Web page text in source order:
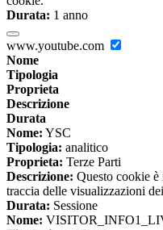
Durata: 1 anno
www.youtube.com
Nome
Tipologia
Proprieta
Descrizione
Durata
Nome: YSC
Tipologia: analitico
Proprieta: Terze Parti
Descrizione: Questo cookie è
traccia delle visualizzazioni
Durata: Sessione
Nome: